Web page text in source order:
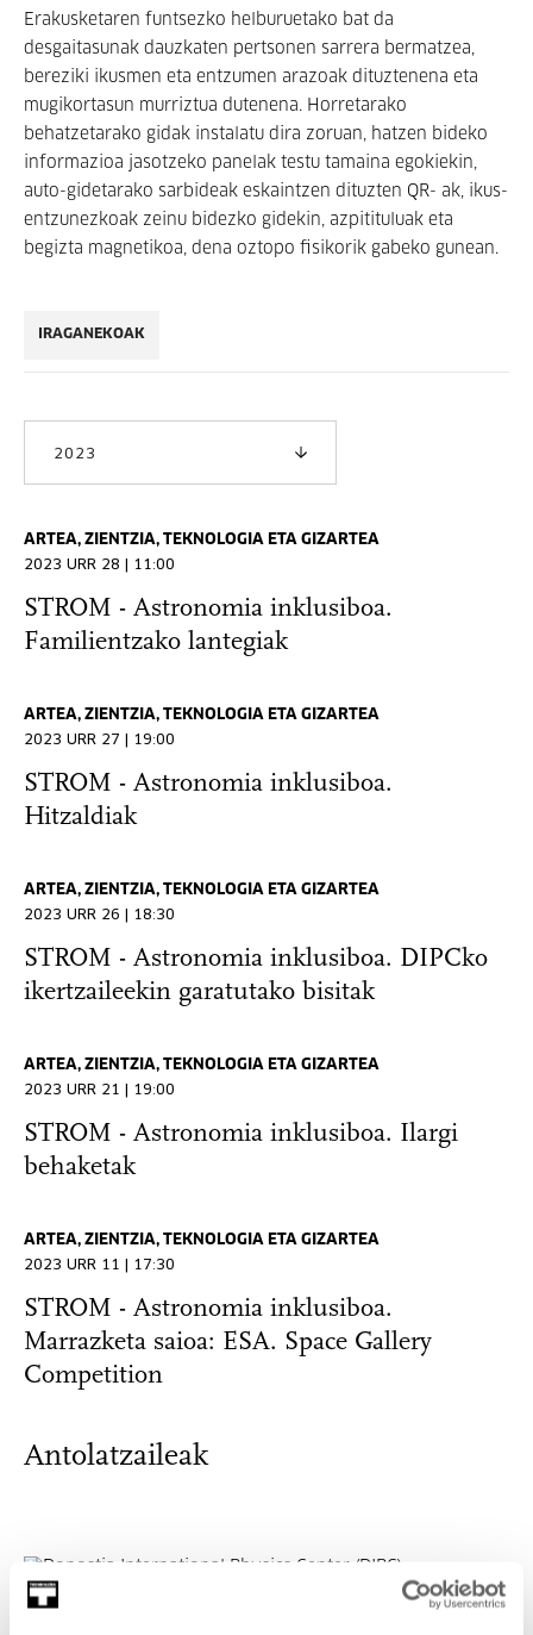
Erakusketaren funtsezko helburuetako bat da
desgaitasunak dauzkaten pertsonen sarrera bermatzea,
bereziki ikusmen eta entzumen arazoak dituztenena eta
mugikortasun murriztua dutenena. Horretarako
behatzetarako gidak instalatu dira zoruan, hatzen bideko
informazioa jasotzeko panelak testu tamaina egokiekin,
auto-gidetarako sarbideak eskaintzen dituzten QR- ak, ikus-
entzunezkoak zeinu bidezko gidekin, azpitituluak eta
begizta magnetikoa, dena oztopo fisikorik gabeko gunean.
IRAGANEKOAK
2023
ARTEA, ZIENTZIA, TEKNOLOGIA ETA GIZARTEA
2023 URR 28 | 11:00
STROM - Astronomia inklusiboa.
Familientzako lantegiak
ARTEA, ZIENTZIA, TEKNOLOGIA ETA GIZARTEA
2023 URR 27 | 19:00
STROM - Astronomia inklusiboa.
Hitzaldiak
ARTEA, ZIENTZIA, TEKNOLOGIA ETA GIZARTEA
2023 URR 26 | 18:30
STROM - Astronomia inklusiboa. DIPCko
ikertzaileekin garatutako bisitak
ARTEA, ZIENTZIA, TEKNOLOGIA ETA GIZARTEA
2023 URR 21 | 19:00
STROM - Astronomia inklusiboa. Ilargi
behaketak
ARTEA, ZIENTZIA, TEKNOLOGIA ETA GIZARTEA
2023 URR 11 | 17:30
STROM - Astronomia inklusiboa.
Marrazketa saioa: ESA. Space Gallery
Competition
Antolatzaileak